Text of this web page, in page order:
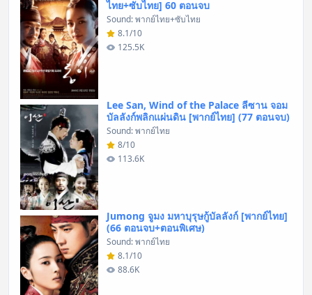
ไทย+ซับไทย] 60 ตอนจบ
Sound: พากย์ไทย+ซับไทย
8.1/10
125.5K
Lee San, Wind of the Palace ลีซาน จอม
บัลลังก์พลิกแผ่นดิน [พากย์ไทย] (77 ตอนจบ)
Sound: พากย์ไทย
8/10
113.6K
Jumong จูมง มหาบุรุษกู้บัลลังก์ [พากย์ไทย]
(66 ตอนจบ+ตอนพิเศษ)
Sound: พากย์ไทย
8.1/10
88.6K